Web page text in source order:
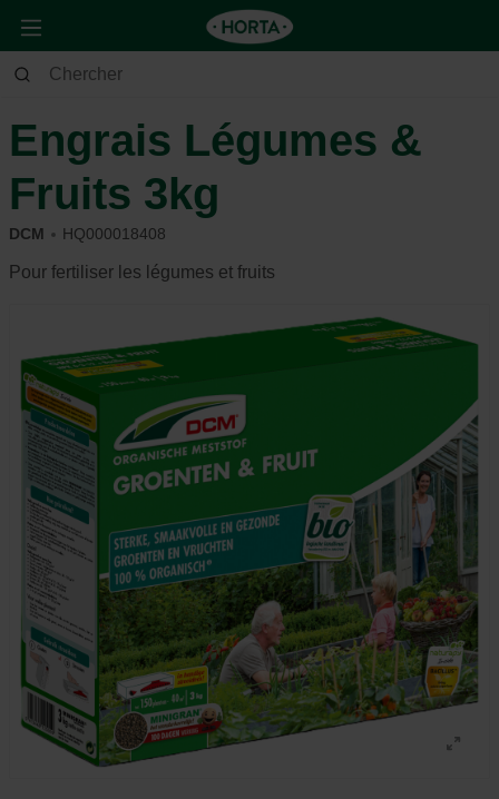
Jardin Potager
Engrais Légumes &
Fruits 3kg
DCM HQ000018408
Pour fertiliser les légumes et fruits